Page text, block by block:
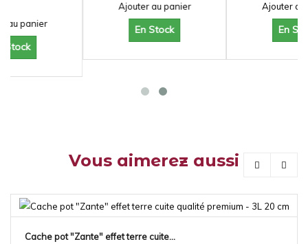
Ajouter au panier Ajouter au panier
Vous aimerez aussi
Cache pot "Zante" effet terre cuite...